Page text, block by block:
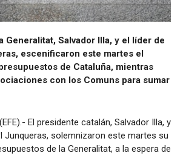
Generalitat, Salvador Illa, y el líder de
escenificaron este martes el
de Cataluña, mientras
con los Comuns para sumar
El presidente catalán, Salvador Illa, y
Junqueras, solemnizaron este martes su
de la Generalitat, a la espera de